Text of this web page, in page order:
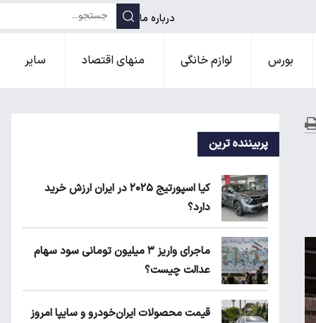
درباره ما
بورس لوازم خانگی منهای اقتصاد سایر
پربیننده ترین
کیا اسپورتیج ۲۰۲۵ در ایران ارزش خرید
دارد؟
ماجرای واریز ۳ میلیون تومانی سود سهام
عدالت چیست؟
قیمت محصولات ایران‌خودرو و سایپا امروز